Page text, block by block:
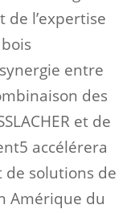
de l’expertise
entre
des
et de
accélérera
solutions de
Amérique du